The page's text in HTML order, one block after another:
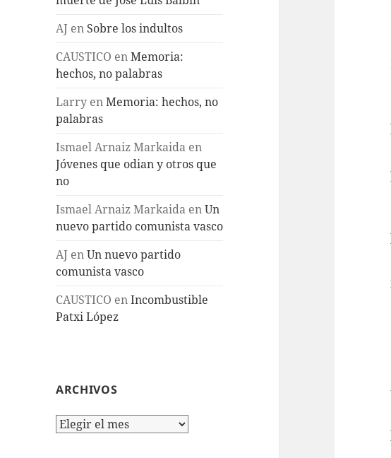
AJ en Sobre los indultos
CAUSTICO enMemoria:
hechos, no palabras
Larry enMemoria: hechos, no
palabras
Ismael Arnaiz Markaida en
Jóvenes que odian y otros que
no
Ismael Arnaiz Markaida enUn
nuevo partido comunista vasco
AJ enUn nuevo partido
comunista vasco
CAUSTICO enIncombustible
Patxi López
ARCHIVOS
Archivos